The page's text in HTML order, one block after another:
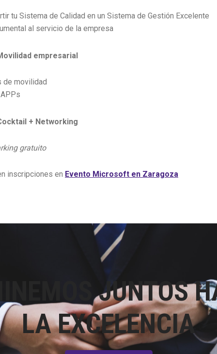
tu Sistema de Calidad en un Sistema de Gestión Excelente
al servicio de la empresa
empresarial
movilidad
+ Networking
gratuito
inscripciones en Evento Microsoft en Zaragoza
JUNTOS
LA EXCELENCIA